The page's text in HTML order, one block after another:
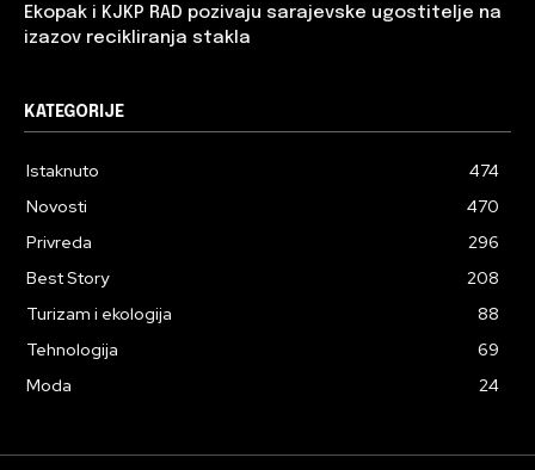
Ekopak i KJKP RAD pozivaju sarajevske ugostitelje na
izazov recikliranja stakla
KATEGORIJE
Istaknuto
474
Novosti
470
Privreda
296
Best Story
208
Turizam i ekologija
88
Tehnologija
69
Moda
24